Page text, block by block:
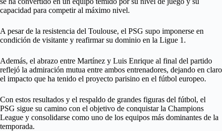
capacidad para competir al máximo nivel.
A pesar de la resistencia del Toulouse, el PSG supo imponerse en
condición de visitante y reafirmar su dominio en la Ligue 1.
Además, el abrazo entre Martínez y Luis Enrique al final del partido
reflejó la admiración mutua entre ambos entrenadores, dejando en claro
el impacto que ha tenido el proyecto parisino en el fútbol europeo.
Con estos resultados y el respaldo de grandes figuras del fútbol, el
PSG sigue su camino con el objetivo de conquistar la Champions
League y consolidarse como uno de los equipos más dominantes de la
temporada.